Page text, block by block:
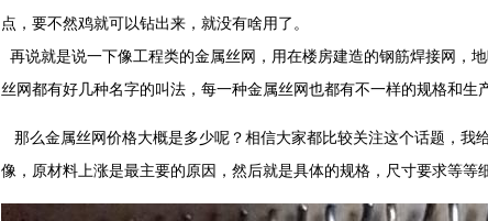
点，要不然鸡就可以钻出来，就没有啥用了。
再说就是说一下像工程类的金属丝网，用在楼房建造的钢筋焊接网，
丝网都有好几种名字的叫法，每一种金属丝网也都有不一样的规格和生
那么金属丝网价格大概是多少呢？相信大家都比较关注这个话题，我
像，原材料上涨是最主要的原因，然后就是具体的规格，尺寸要求等等